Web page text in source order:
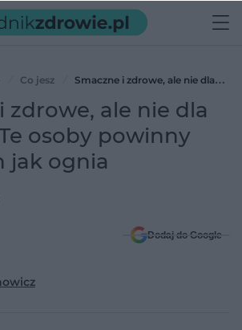
Co jesz
Smaczne i zdrowe, ale nie dla
unikać ich jak ognia
zdrowe, ale nie dla
osoby powinny
jak ognia
Dodaj do Google